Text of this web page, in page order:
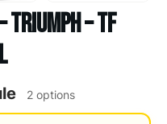
– TF
2 options